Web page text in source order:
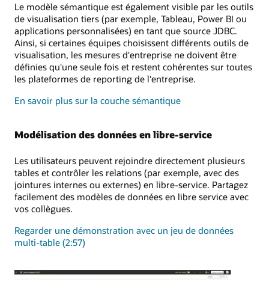
Le modèle sémantique est également visible par les outils
de visualisation tiers (par exemple, Tableau, Power BI ou
applications personnalisées) en tant que source JDBC.
Ainsi, si certaines équipes choisissent différents outils de
visualisation, les mesures d'entreprise ne doivent être
définies qu'une seule fois et restent cohérentes sur toutes
les plateformes de reporting de l'entreprise.
En savoir plus sur la couche sémantique
Modélisation des données en libre-service
Les utilisateurs peuvent rejoindre directement plusieurs
tables et contrôler les relations (par exemple, avec des
jointures internes ou externes) en libre-service. Partagez
facilement des modèles de données en libre service avec
vos collègues.
Regarder une démonstration avec un jeu de données
multi-table (2:57)